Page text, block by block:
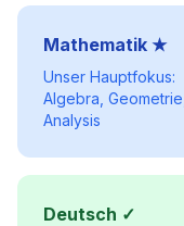
Mathematik ★
Unser Hauptfokus:
Algebra, Geometrie,
Analysis
Deutsch ✓